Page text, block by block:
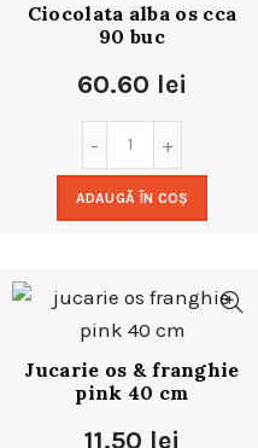
Ciocolata alba os cca
90 buc
60.60 lei
ADAUGĂ ÎN COȘ
Jucarie os & franghie
pink 40 cm
11.50 lei